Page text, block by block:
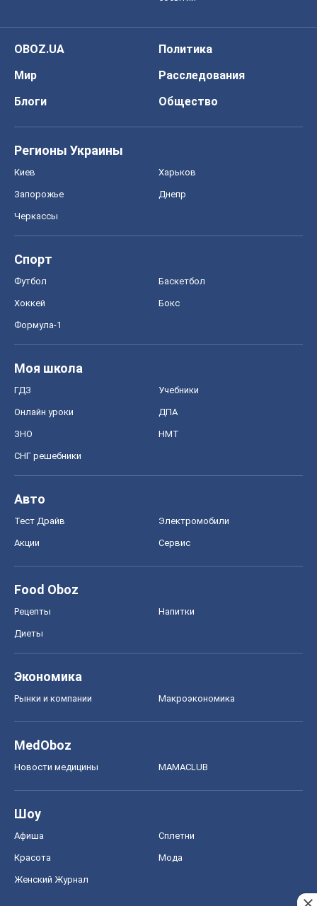
OBOZ.UA
Политика
Мир
Расследования
Блоги
Общество
Регионы Украины
Киев Харьков
Запорожье Днепр
Черкассы
Спорт
Футбол Баскетбол
Хоккей Бокс
Формула-1
Моя школа
ГДЗ Учебники
Онлайн уроки ДПА
ЗНО НМТ
СНГ решебники
Авто
Тест Драйв Электромобили
Акции Сервис
Food Oboz
Рецепты Напитки
Диеты
Экономика
Рынки и компании Mакроэкономика
MedOboz
Новости медицины MAMACLUB
Шоу
Афиша Сплетни
Красота Мода
Женский Журнал